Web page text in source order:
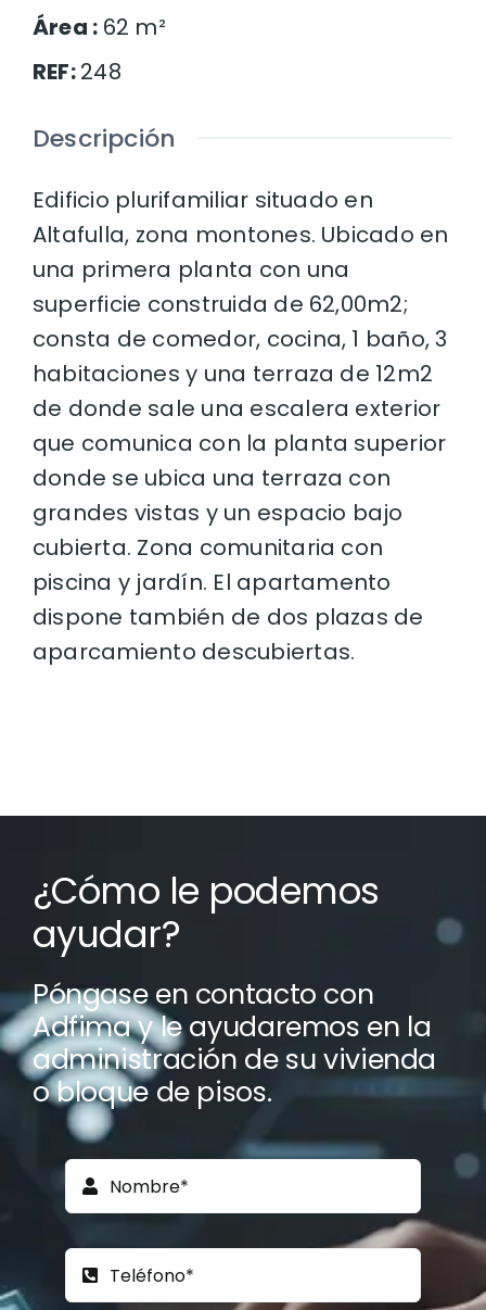
Área : 62 m²
REF:248
Descripción
Edificio plurifamiliar situado en
Altafulla, zona montones. Ubicado en
una primera planta con una
superficie construida de 62,00m2;
consta de comedor, cocina, 1 baño, 3
habitaciones y una terraza de 12m2
de donde sale una escalera exterior
que comunica con la planta superior
donde se ubica una terraza con
grandes vistas y un espacio bajo
cubierta. Zona comunitaria con
piscina y jardín. El apartamento
dispone también de dos plazas de
aparcamiento descubiertas.
¿Cómo le podemos
ayudar?
Póngase en contacto con
Adfima y le ayudaremos en la
administración de su vivienda
o bloque de pisos.